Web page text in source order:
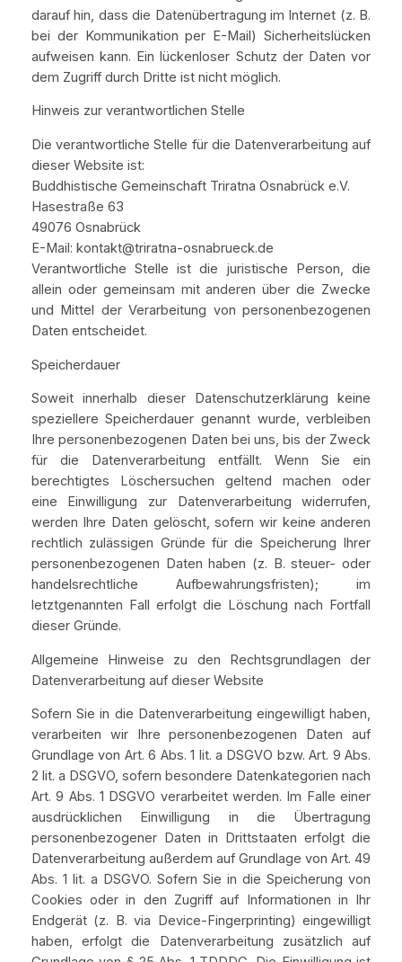
darauf hin, dass die Datenübertragung im Internet (z. B.
bei der Kommunikation per E-Mail) Sicherheitslücken
aufweisen kann. Ein lückenloser Schutz der Daten vor
dem Zugriff durch Dritte ist nicht möglich.
Hinweis zur verantwortlichen Stelle
Die verantwortliche Stelle für die Datenverarbeitung auf
dieser Website ist:
Buddhistische Gemeinschaft Triratna Osnabrück e.V.
Hasestraße 63
49076 Osnabrück
E-Mail: kontakt@triratna-osnabrueck.de
Verantwortliche Stelle ist die juristische Person, die
allein oder gemeinsam mit anderen über die Zwecke
und Mittel der Verarbeitung von personenbezogenen
Daten entscheidet.
Speicherdauer
Soweit innerhalb dieser Datenschutzerklärung keine
speziellere Speicherdauer genannt wurde, verbleiben
Ihre personenbezogenen Daten bei uns, bis der Zweck
für die Datenverarbeitung entfällt. Wenn Sie ein
berechtigtes Löschersuchen geltend machen oder
eine Einwilligung zur Datenverarbeitung widerrufen,
werden Ihre Daten gelöscht, sofern wir keine anderen
rechtlich zulässigen Gründe für die Speicherung Ihrer
personenbezogenen Daten haben (z. B. steuer- oder
handelsrechtliche Aufbewahrungsfristen); im
letztgenannten Fall erfolgt die Löschung nach Fortfall
dieser Gründe.
Allgemeine Hinweise zu den Rechtsgrundlagen der
Datenverarbeitung auf dieser Website
Sofern Sie in die Datenverarbeitung eingewilligt haben,
verarbeiten wir Ihre personenbezogenen Daten auf
Grundlage von Art. 6 Abs. 1 lit. a DSGVO bzw. Art. 9 Abs.
2 lit. a DSGVO, sofern besondere Datenkategorien nach
Art. 9 Abs. 1 DSGVO verarbeitet werden. Im Falle einer
ausdrücklichen Einwilligung in die Übertragung
personenbezogener Daten in Drittstaaten erfolgt die
Datenverarbeitung außerdem auf Grundlage von Art. 49
Abs. 1 lit. a DSGVO. Sofern Sie in die Speicherung von
Cookies oder in den Zugriff auf Informationen in Ihr
Endgerät (z. B. via Device-Fingerprinting) eingewilligt
haben, erfolgt die Datenverarbeitung zusätzlich auf